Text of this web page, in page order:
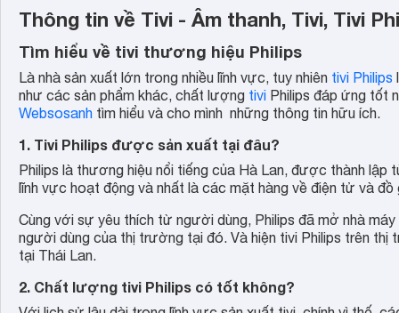
Thông tin về Tivi - Âm thanh, Tivi, Tivi
Tìm hiểu về tivi thương hiệu Philips
Là nhà sản xuất lớn trong nhiều lĩnh vực, tuy nhiên tivi Philips
như các sản phẩm khác, chất lượng tivi Philips đáp ứng tốt
Websosanh tìm hiểu và cho mình những thông tin hữu ích.
1. Tivi Philips được sản xuất tại đâu?
Philips là thương hiệu nổi tiếng của Hà Lan, được thành lập
lĩnh vực hoạt động và nhất là các mặt hàng về điện tử và đồ
Cùng với sự yêu thích từ người dùng, Philips đã mở nhà
người dùng của thị trường tại đó. Và hiện tivi Philips trên
tại Thái Lan.
2. Chất lượng tivi Philips có tốt không?